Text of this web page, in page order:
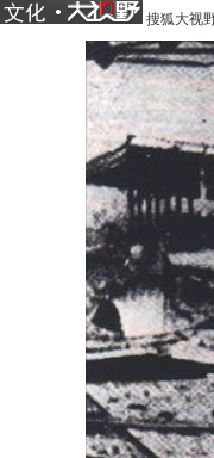
搜狐大视